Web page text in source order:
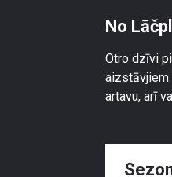
No
Otro dzīvi
artavu, arī